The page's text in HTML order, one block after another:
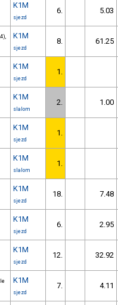
K1M
sjezd
6. 5.03
K1M
sjezd
8. 61.25
K1M
sjezd
1.
K1M
slalom
2. 1.00
K1M
sjezd
1.
K1M
slalom
1.
K1M
sjezd
18. 7.48
K1M
sjezd
6. 2.95
K1M
sjezd
12. 32.92
K1M
sjezd
7. 4.11